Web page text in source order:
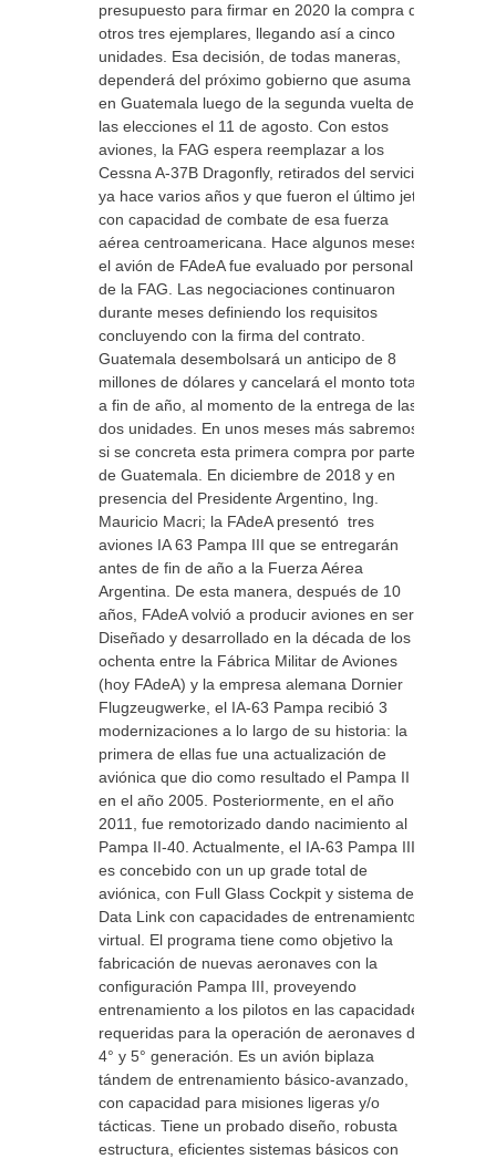
presupuesto para firmar en 2020 la compra de
otros tres ejemplares, llegando así a cinco
unidades. Esa decisión, de todas maneras,
dependerá del próximo gobierno que asuma
en Guatemala luego de la segunda vuelta de
las elecciones el 11 de agosto. Con estos
aviones, la FAG espera reemplazar a los
Cessna A-37B Dragonfly, retirados del servicio
ya hace varios años y que fueron el último jet
con capacidad de combate de esa fuerza
aérea centroamericana. Hace algunos meses
el avión de FAdeA fue evaluado por personal
de la FAG. Las negociaciones continuaron
durante meses definiendo los requisitos
concluyendo con la firma del contrato.
Guatemala desembolsará un anticipo de 8
millones de dólares y cancelará el monto total
a fin de año, al momento de la entrega de las
dos unidades. En unos meses más sabremos
si se concreta esta primera compra por parte
de Guatemala. En diciembre de 2018 y en
presencia del Presidente Argentino, Ing.
Mauricio Macri; la FAdeA presentó tres
aviones IA 63 Pampa III que se entregarán
antes de fin de año a la Fuerza Aérea
Argentina. De esta manera, después de 10
años, FAdeA volvió a producir aviones en serie.
Diseñado y desarrollado en la década de los
ochenta entre la Fábrica Militar de Aviones
(hoy FAdeA) y la empresa alemana Dornier
Flugzeugwerke, el IA-63 Pampa recibió 3
modernizaciones a lo largo de su historia: la
primera de ellas fue una actualización de
aviónica que dio como resultado el Pampa II
en el año 2005. Posteriormente, en el año
2011, fue remotorizado dando nacimiento al
Pampa II-40. Actualmente, el IA-63 Pampa III
es concebido con un up grade total de
aviónica, con Full Glass Cockpit y sistema de
Data Link con capacidades de entrenamiento
virtual. El programa tiene como objetivo la
fabricación de nuevas aeronaves con la
configuración Pampa III, proveyendo
entrenamiento a los pilotos en las capacidades
requeridas para la operación de aeronaves de
4° y 5° generación. Es un avión biplaza
tándem de entrenamiento básico-avanzado,
con capacidad para misiones ligeras y/o
tácticas. Tiene un probado diseño, robusta
estructura, eficientes sistemas básicos con